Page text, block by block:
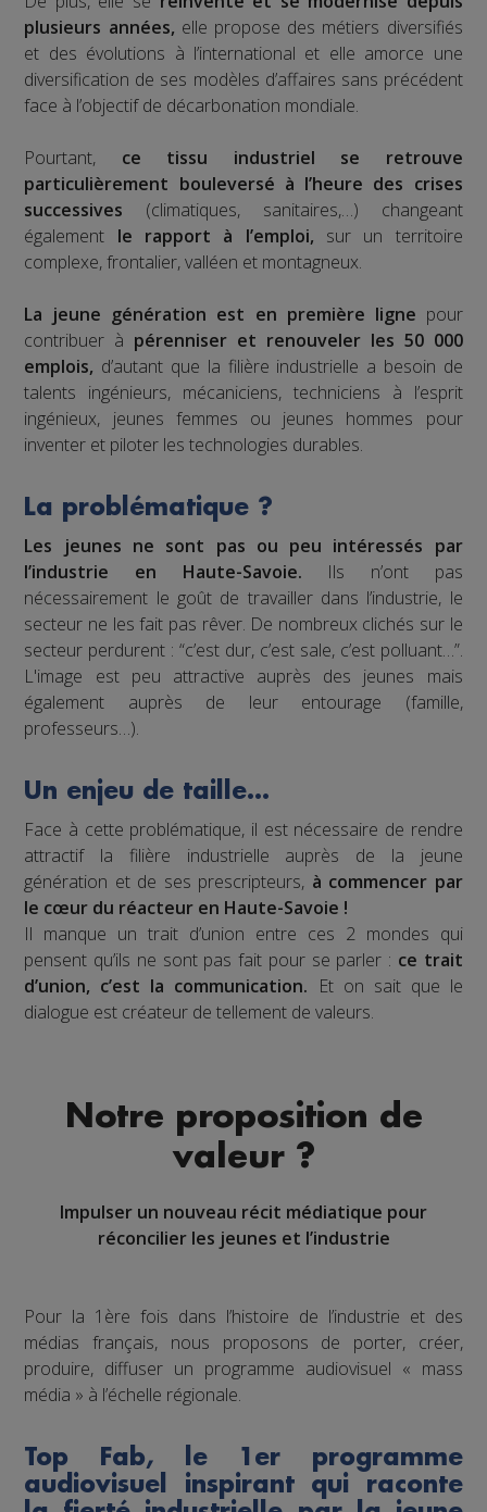
plusieurs années, elle propose des métiers diversifiés
et des évolutions à l’international et elle amorce une
diversification de ses modèles d’affaires sans précédent
face à l’objectif de décarbonation mondiale.
Pourtant, ce tissu industriel se retrouve
particulièrement bouleversé à l’heure des crises
successives (climatiques, sanitaires,…) changeant
également le rapport à l’emploi, sur un territoire
complexe, frontalier, valléen et montagneux.
La jeune génération est en première ligne pour
contribuer à pérenniser et renouveler les 50 000
emplois, d’autant que la filière industrielle a besoin de
talents ingénieurs, mécaniciens, techniciens à l’esprit
ingénieux, jeunes femmes ou jeunes hommes pour
inventer et piloter les technologies durables.
La problématique ?
Les jeunes ne sont pas ou peu intéressés par
l’industrie en Haute-Savoie. Ils n’ont pas
nécessairement le goût de travailler dans l’industrie, le
secteur ne les fait pas rêver. De nombreux clichés sur le
secteur perdurent : “c’est dur, c’est sale, c’est polluant…”.
L'image est peu attractive auprès des jeunes mais
également auprès de leur entourage (famille,
professeurs…).
Un enjeu de taille…
Face à cette problématique, il est nécessaire de rendre
attractif la filière industrielle auprès de la jeune
génération et de ses prescripteurs, à commencer par
le cœur du réacteur en Haute-Savoie !
Il manque un trait d’union entre ces 2 mondes qui
pensent qu’ils ne sont pas fait pour se parler : ce trait
d’union, c’est la communication. Et on sait que le
dialogue est créateur de tellement de valeurs.
Notre proposition de
valeur ?
Impulser un nouveau récit médiatique pour
réconcilier les jeunes et l’industrie
Pour la 1ère fois dans l’histoire de l’industrie et des
médias français, nous proposons de porter, créer,
produire, diffuser un programme audiovisuel « mass
média » à l’échelle régionale.
Top Fab, le 1er programme
audiovisuel inspirant qui raconte